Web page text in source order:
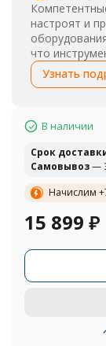
настроят и
что
Узнать
В наличии
Cрок
Самовывоз—
Начислим +
15 899 ₽